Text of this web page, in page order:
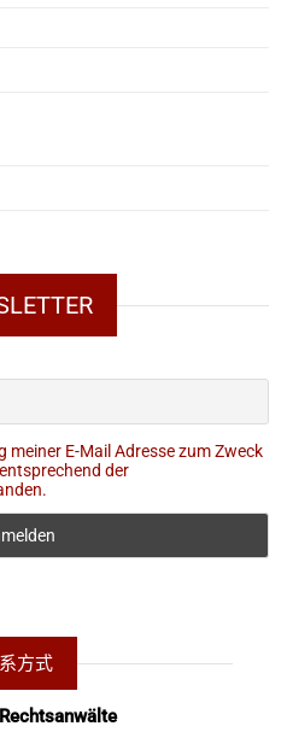
meiner E-Mail Adresse zum Zweck
der
方式